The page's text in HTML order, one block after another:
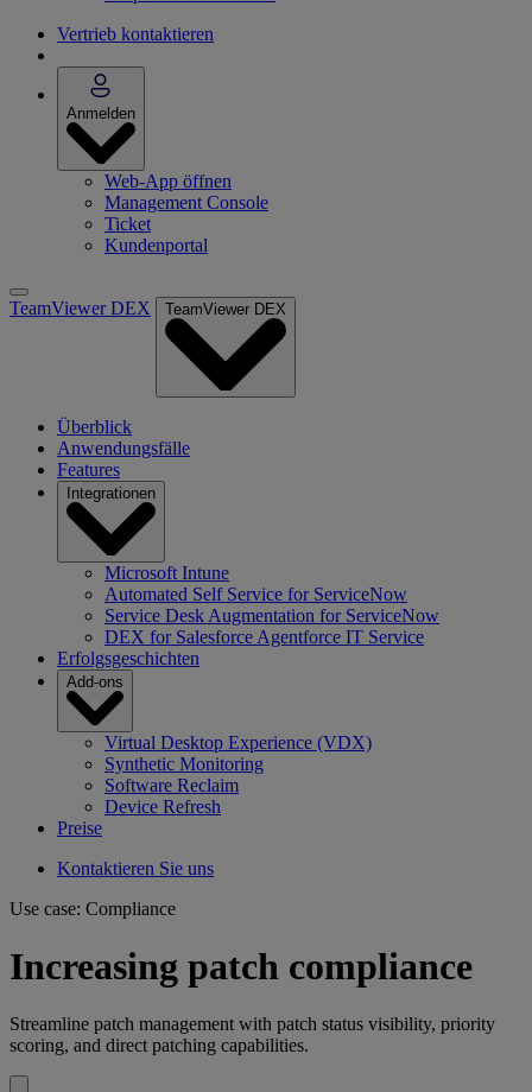
Vertrieb kontaktieren
Anmelden
Web-App öffnen
Management Console
Ticket
Kundenportal
TeamViewer DEX TeamViewer DEX
Überblick
Anwendungsfälle
Features
Integrationen
Microsoft Intune
Automated Self Service for ServiceNow
Service Desk Augmentation for ServiceNow
DEX for Salesforce Agentforce IT Service
Erfolgsgeschichten
Add-ons
Virtual Desktop Experience (VDX)
Synthetic Monitoring
Software Reclaim
Device Refresh
Preise
Kontaktieren Sie uns
Use case: Compliance
Increasing patch compliance
Streamline patch management with patch status visibility, priority
scoring, and direct patching capabilities.